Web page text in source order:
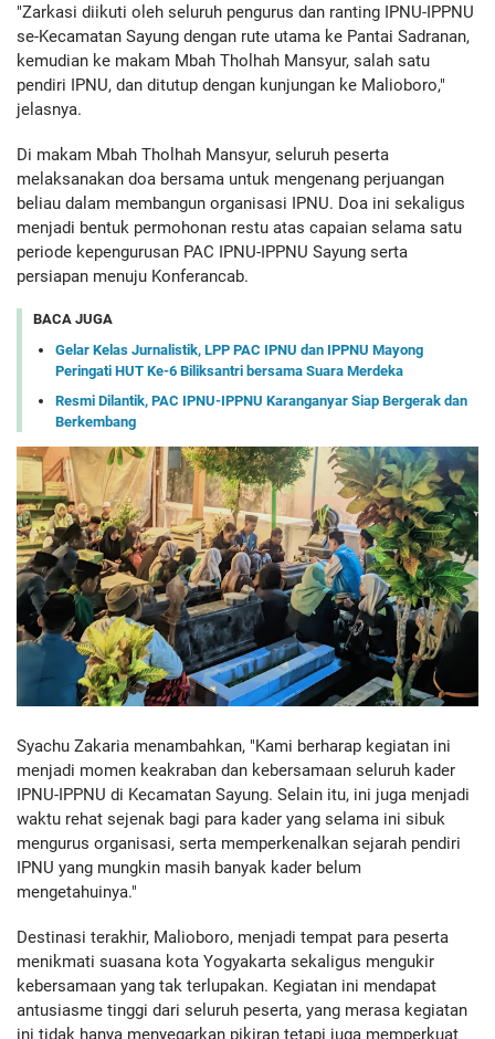
"Zarkasi diikuti oleh seluruh pengurus dan ranting IPNU-IPPNU
se-Kecamatan Sayung dengan rute utama ke Pantai Sadranan,
kemudian ke makam Mbah Tholhah Mansyur, salah satu
pendiri IPNU, dan ditutup dengan kunjungan ke Malioboro,"
jelasnya.
Di makam Mbah Tholhah Mansyur, seluruh peserta
melaksanakan doa bersama untuk mengenang perjuangan
beliau dalam membangun organisasi IPNU. Doa ini sekaligus
menjadi bentuk permohonan restu atas capaian selama satu
periode kepengurusan PAC IPNU-IPPNU Sayung serta
persiapan menuju Konferancab.
BACA JUGA
Gelar Kelas Jurnalistik, LPP PAC IPNU dan IPPNU Mayong
Peringati HUT Ke-6 Biliksantri bersama Suara Merdeka
Resmi Dilantik, PAC IPNU-IPPNU Karanganyar Siap Bergerak dan
Berkembang
Syachu Zakaria menambahkan, "Kami berharap kegiatan ini
menjadi momen keakraban dan kebersamaan seluruh kader
IPNU-IPPNU di Kecamatan Sayung. Selain itu, ini juga menjadi
waktu rehat sejenak bagi para kader yang selama ini sibuk
mengurus organisasi, serta memperkenalkan sejarah pendiri
IPNU yang mungkin masih banyak kader belum
mengetahuinya."
Destinasi terakhir, Malioboro, menjadi tempat para peserta
menikmati suasana kota Yogyakarta sekaligus mengukir
kebersamaan yang tak terlupakan. Kegiatan ini mendapat
antusiasme tinggi dari seluruh peserta, yang merasa kegiatan
ini tidak hanya menyegarkan pikiran tetapi juga memperkuat